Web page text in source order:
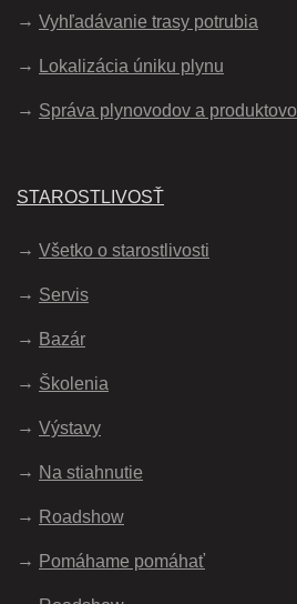
Vyhľadávanie trasy potrubia
Lokalizácia úniku plynu
Správa plynovodov a
STAROSTLIVOSŤ
Všetko o starostlivosti
Servis
Bazár
Školenia
Výstavy
Na stiahnutie
Roadshow
Pomáhame pomáhať